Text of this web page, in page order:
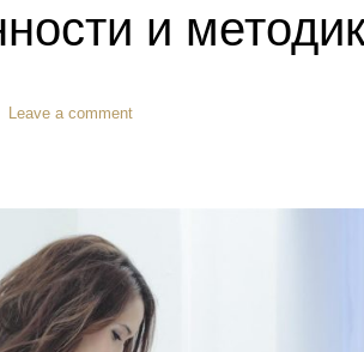
и
Leave a comment